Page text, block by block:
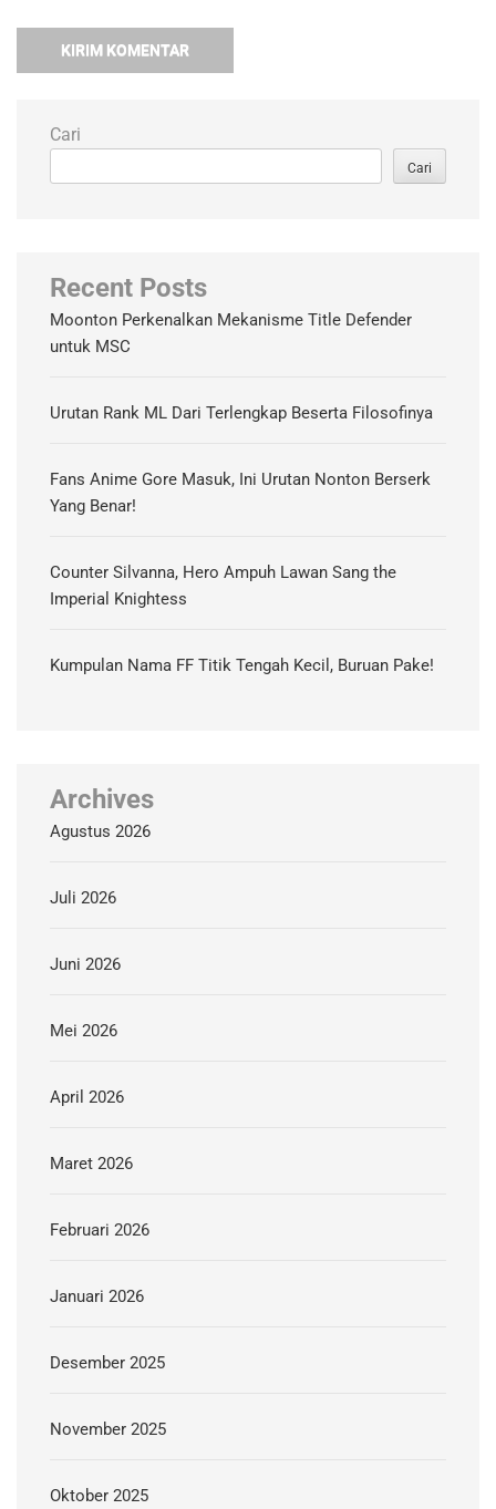
Cari
Cari
Recent Posts
Moonton Perkenalkan Mekanisme Title Defender
untuk MSC
Urutan Rank ML Dari Terlengkap Beserta Filosofinya
Fans Anime Gore Masuk, Ini Urutan Nonton Berserk
Yang Benar!
Counter Silvanna, Hero Ampuh Lawan Sang the
Imperial Knightess
Kumpulan Nama FF Titik Tengah Kecil, Buruan Pake!
Archives
Agustus 2026
Juli 2026
Juni 2026
Mei 2026
April 2026
Maret 2026
Februari 2026
Januari 2026
Desember 2025
November 2025
Oktober 2025